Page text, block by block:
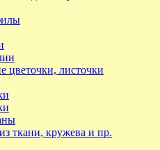
цветочки, листочки
ткани, кружева и пр.